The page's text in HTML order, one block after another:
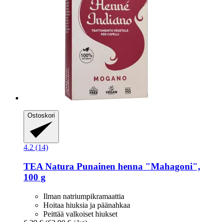
Ostoskori
4.2 (14)
TEA Natura Punainen henna "Mahagoni",
100 g
Ilman natriumpikramaattia
Hoitaa hiuksia ja päänahkaa
Peittää valkoiset hiukset